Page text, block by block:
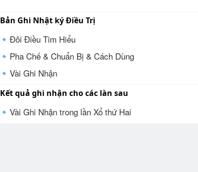
Bản Ghi Nhật ký Điều Trị
Đôi Điều Tim Hiểu
Pha Chế & Chuẩn Bị & Cách Dùng
Vài Ghi Nhận
Kết quả ghi nhận cho các làn sau
Vài Ghi Nhận trong lần Xổ thứ Hai